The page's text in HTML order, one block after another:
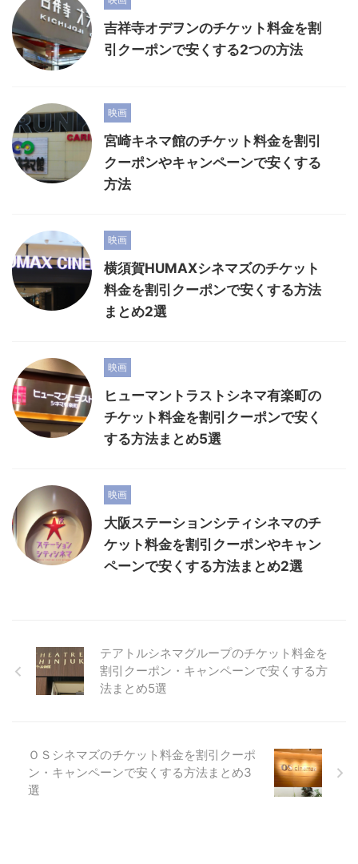
吉祥寺オデヲンのチケット料金を割
引クーポンで安くする2つの方法
映画
宮崎キネマ館のチケット料金を割引
クーポンやキャンペーンで安くする
方法
映画
横須賀HUMAXシネマズのチケット
料金を割引クーポンで安くする方法
まとめ2選
映画
ヒューマントラストシネマ有楽町の
チケット料金を割引クーポンで安く
する方法まとめ5選
映画
大阪ステーションシティシネマのチ
ケット料金を割引クーポンやキャン
ペーンで安くする方法まとめ2選
テアトルシネマグループのチケット料金を
割引クーポン・キャンペーンで安くする方
法まとめ5選
ＯＳシネマズのチケット料金を割引クーポ
ン・キャンペーンで安くする方法まとめ3
選